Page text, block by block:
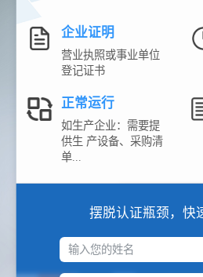
企业证明
营业执照或事业单位
登记证书
正常运行
如生产企业：需要提
供生 产设备、采购清
单...
摆脱认证瓶颈，快
输入您的姓名